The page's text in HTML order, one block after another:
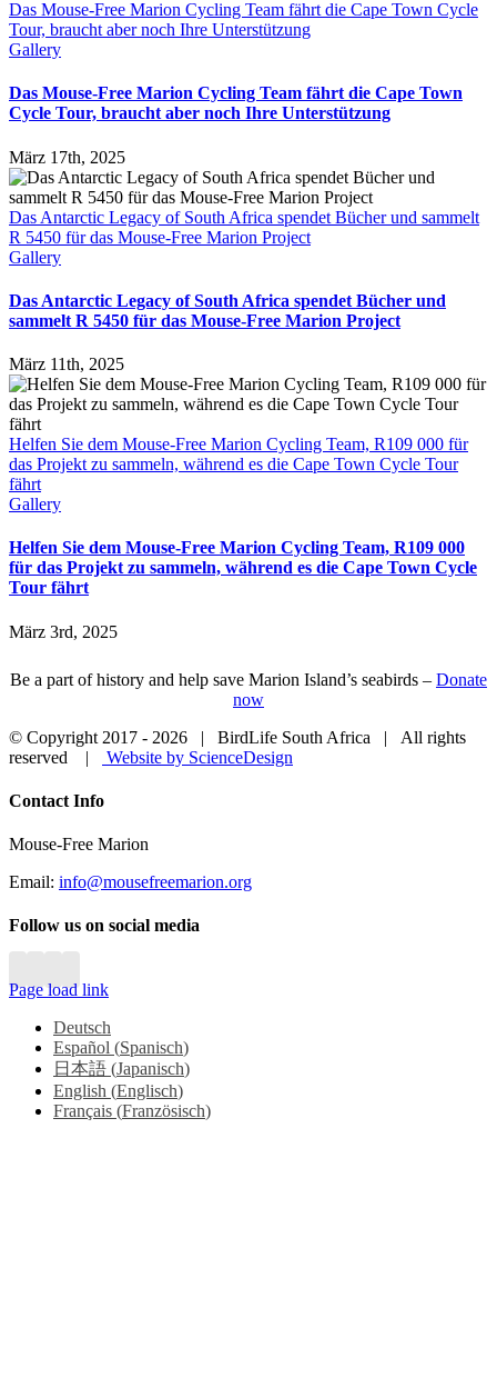
Das Mouse-Free Marion Cycling Team fährt die Cape Town Cycle
Tour, braucht aber noch Ihre Unterstützung
Gallery
Das Mouse-Free Marion Cycling Team fährt die Cape Town
Cycle Tour, braucht aber noch Ihre Unterstützung
März 17th, 2025
Das Antarctic Legacy of South Africa spendet Bücher und sammelt
R 5450 für das Mouse-Free Marion Project
Gallery
Das Antarctic Legacy of South Africa spendet Bücher und
sammelt R 5450 für das Mouse-Free Marion Project
März 11th, 2025
Helfen Sie dem Mouse-Free Marion Cycling Team, R109 000 für
das Projekt zu sammeln, während es die Cape Town Cycle Tour
fährt
Gallery
Helfen Sie dem Mouse-Free Marion Cycling Team, R109 000
für das Projekt zu sammeln, während es die Cape Town Cycle
Tour fährt
März 3rd, 2025
Be a part of history and help save Marion Island’s seabirds – Donate
now
© Copyright 2017 - 2026 | BirdLife South Africa | All rights
reserved |
Website by ScienceDesign
Close
Bar
Contact Info
Mouse-Free Marion
Email: info@mousefreemarion.org
Follow us on social media
Page load link
Deutsch
Español (Spanisch)
日本語 (Japanisch)
English (Englisch)
Français (Französisch)